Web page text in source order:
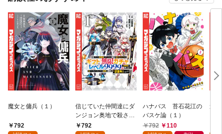
魔女と傭兵（１）
792
信じていた仲間達にダ
ンジョン奥地で殺され
かけたがギフト『無限
792
ハナバス 苔石花江の
バスケ論（１）
792
110
追